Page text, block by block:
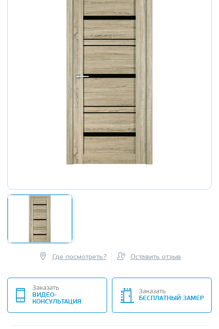
Где посмотреть? Оставить отзыв
Заказать
ВИДЕО-
КОНСУЛЬТАЦИЯ
Заказать
БЕСПЛАТНЫЙ ЗАМЕР